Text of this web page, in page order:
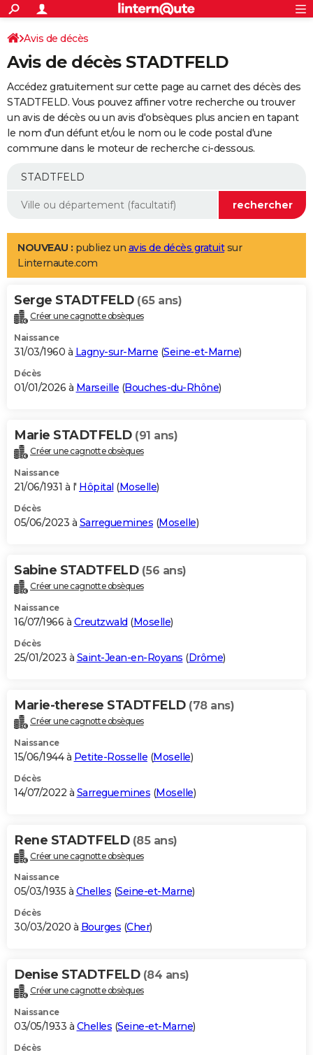
ACTUALITÉS
Politique
Société
Faits Divers
Education
Monde
Villes
+
SPORT
Coupe du monde 2026
Football
Tennis
Cyclisme
Rugby
Forum
Programme TV
TNT
Streaming
Cinéma
Sorties cinéma
Musique
+
FINANCE
Impôts
Immobilier
Risques naturels par ville
Banque
Assurance
Crédit
AUTO
Essais
Réserver un essai
Citadines
Berlines
SUV
Forum auto
+
Mobiles
Meilleur smartphone
Internet
Ordinateurs
Jeux vidéo
Guide high-tech
Aménagement intérieur
LIFESTYLE
Art de vivre
Bien-être
Loisirs
Mode
Modes de vie
Alimentation
Guide de la santé
Maladies
Médicaments
Sommeil
VOYAGE
Destinations
City break
Voyage nature
Voyage de noces
Forum
Climat
+PHOTO
GUIDES D'ACHAT
BONS PLANS
Carte de Noël
Carte Bonne année
Carte Saint-Valentin
Carte Pâques
Carte d'anniversaire
DICTIONNAIRE
Dictionnaire
Biographies
Citations
Expressions
Proverbes
PROGRAMME TV
S'inscrire
Se connecter
Lycées
Collèges
Primaires
Universités
Entreprises
Service militaire
Avis de recherche
AVIS DE DÉCÈS
Bricolage
Lifestyle
Culture
Sport
Auto
Television
Voyage
Cinema
Avis de décès
Avis de décès STADTFELD
Accédez gratuitement sur cette page au carnet des décès des
STADTFELD. Vous pouvez affiner votre recherche ou trouver
un avis de décès ou un avis d'obsèques plus ancien en tapant
le nom d'un défunt et/ou le nom ou le code postal d'une
commune dans le moteur de recherche ci-dessous.
NOUVEAU : publiez un avis de décès gratuitsur
Linternaute.com
Serge STADTFELD (65 ans)
Créer une cagnotte obsèques
Naissance
31/03/1960 à Lagny-sur-Marne (Seine-et-Marne)
Décès
01/01/2026 à Marseille (Bouches-du-Rhône)
Marie STADTFELD (91 ans)
Créer une cagnotte obsèques
Naissance
21/06/1931 à l' Hôpital (Moselle)
Décès
05/06/2023 à Sarreguemines (Moselle)
Sabine STADTFELD (56 ans)
Créer une cagnotte obsèques
Naissance
16/07/1966 à Creutzwald (Moselle)
Décès
25/01/2023 à Saint-Jean-en-Royans (Drôme)
Marie-therese STADTFELD (78 ans)
Créer une cagnotte obsèques
Naissance
15/06/1944 à Petite-Rosselle (Moselle)
Décès
14/07/2022 à Sarreguemines (Moselle)
Rene STADTFELD (85 ans)
Créer une cagnotte obsèques
Naissance
05/03/1935 à Chelles (Seine-et-Marne)
Décès
30/03/2020 à Bourges (Cher)
Denise STADTFELD (84 ans)
Créer une cagnotte obsèques
Naissance
03/05/1933 à Chelles (Seine-et-Marne)
Décès